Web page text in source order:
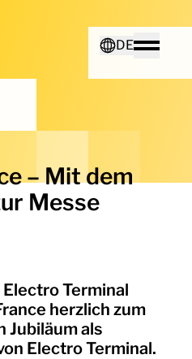
DE
Toggle
– Mit dem
Messe
Terminal
herzlich zum
Jubiläum als
Electro Terminal.